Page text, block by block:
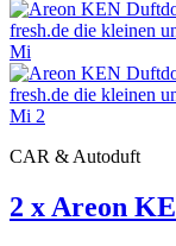
CAR & Autoduft
2 x Areon